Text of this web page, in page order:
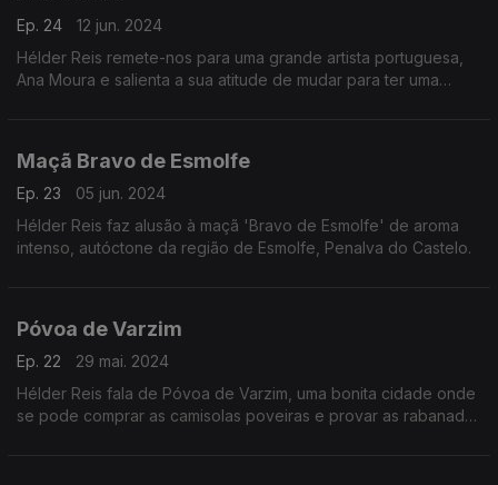
Ep. 24
12 jun. 2024
Hélder Reis remete-nos para uma grande artista portuguesa,
Ana Moura e salienta a sua atitude de mudar para ter uma
Maçã Bravo de Esmolfe
Ep. 23
05 jun. 2024
Hélder Reis faz alusão à maçã 'Bravo de Esmolfe' de aroma
intenso, autóctone da região de Esmolfe, Penalva do Castelo.
Póvoa de Varzim
Ep. 22
29 mai. 2024
Hélder Reis fala de Póvoa de Varzim, uma bonita cidade onde
se pode comprar as camisolas poveiras e provar as rabanadas